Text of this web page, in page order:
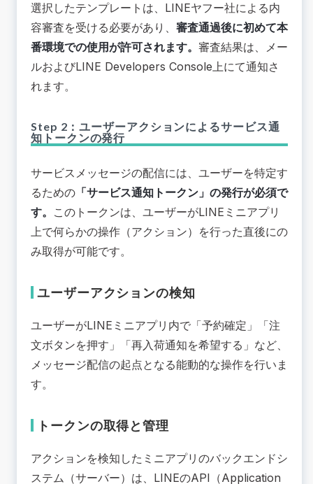
選択したテンプレートは、LINEヤフー社による内
容審査を受ける必要があり、 審査通過後に初めて本
番環境での使用が許可されます。 審査結果は、メー
ルおよびLINE Developers Console上にて通知さ
れます。
Step 2：ユーザーアクションによるサービス通
知トークンの発行
サービスメッセージの配信には、ユーザーを特定す
るための 「サービス通知トークン」の発行が必須で
す。 このトークンは、ユーザーがLINEミニアプリ
上で何らかの操作（アクション）を行った直後にの
み取得が可能です。
ユーザーアクションの検知
ユーザーがLINEミニアプリ内で「予約確定」「注
文ボタンを押す」「再入荷通知を希望する」など、
メッセージ配信の起点となる能動的な操作を行いま
す。
トークンの取得と管理
アクションを検知したミニアプリのバックエンドシ
ステム（サーバー）は、LINEのAPI（Application